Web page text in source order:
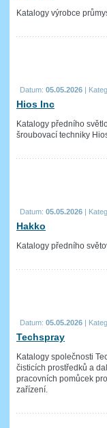
Katalogy výrobce
Datum: 05.05.2026
Hios Inc
Katalogy předního
šroubovací techniky
Datum: 05.05.2026
Hakko
Katalogy předního
Datum: 05.05.2026
Techspray
Katalogy společnosti
čisticích prostředků a
pracovních pomůcek
zařízení.